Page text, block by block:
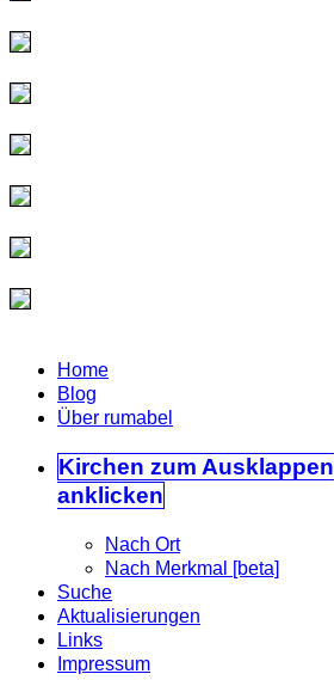
Home
Blog
Über rumabel
Kirchen zum Ausklappen
anklicken
Nach Ort
Nach Merkmal [beta]
Suche
Aktualisierungen
Links
Impressum